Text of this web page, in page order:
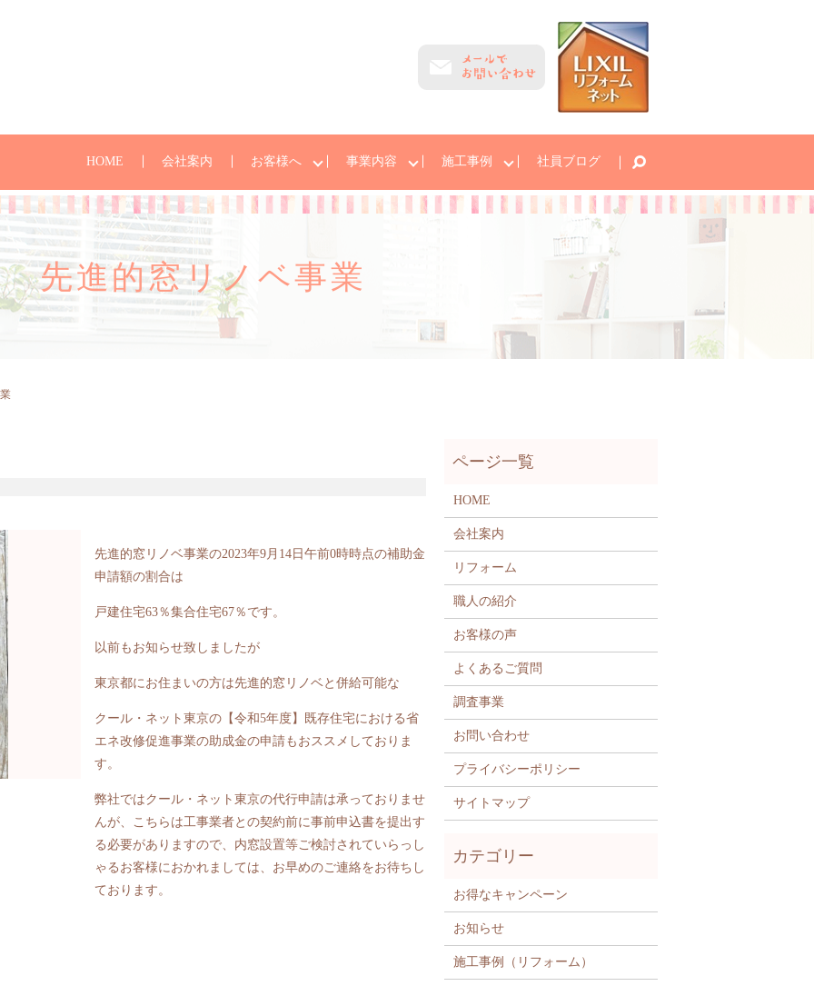
HOME 会社案内 お客様へ 事業内容 施工事例 社員ブログ
先進的窓リノベ事業
先進的窓リノベ事業の2023年9月14日午前0時時点の補助金
申請額の割合は
戸建住宅63％集合住宅67％です。
以前もお知らせ致しましたが
東京都にお住まいの方は先進的窓リノベと併給可能な
クール・ネット東京の【令和5年度】既存住宅における省
エネ改修促進事業の助成金の申請もおススメしておりま
す。
弊社ではクール・ネット東京の代行申請は承っておりませ
んが、こちらは工事業者との契約前に事前申込書を提出す
る必要がありますので、内窓設置等ご検討されていらっし
ゃるお客様におかれましては、お早めのご連絡をお待ちし
ております。
HOME
会社案内
リフォーム
職人の紹介
お客様の声
よくあるご質問
調査事業
お問い合わせ
プライバシーポリシー
サイトマップ
お得なキャンペーン
お知らせ
施工事例（リフォーム）